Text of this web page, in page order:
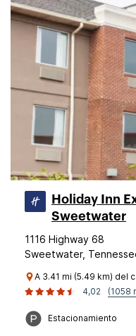
Holiday Inn
Sweetwater
1116 Highway 68
Sweetwater,
A 3.41 mi (5.49 km) del
4,02
(1058
Estacionamiento